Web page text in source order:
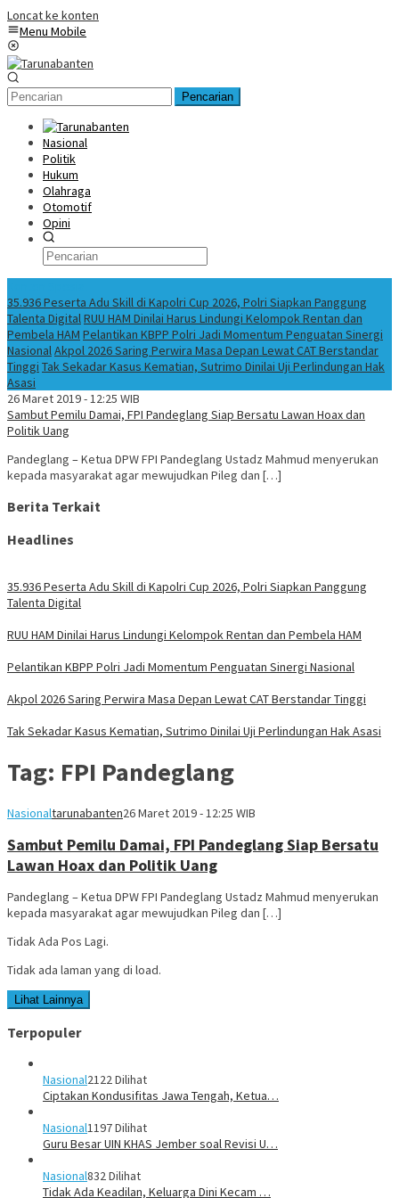
Loncat ke konten
Menu Mobile
Pencarian
Nasional
Politik
Hukum
Olahraga
Otomotif
Opini
35.936 Peserta Adu Skill di Kapolri Cup 2026, Polri Siapkan Panggung
Talenta DigitalRUU HAM Dinilai Harus Lindungi Kelompok Rentan dan
Pembela HAM Pelantikan KBPP Polri Jadi Momentum Penguatan Sinergi
NasionalAkpol 2026 Saring Perwira Masa Depan Lewat CAT Berstandar
Tinggi Tak Sekadar Kasus Kematian, Sutrimo Dinilai Uji Perlindungan Hak
Asasi
26 Maret 2019 - 12:25 WIB
Sambut Pemilu Damai, FPI Pandeglang Siap Bersatu Lawan Hoax dan
Politik Uang
Pandeglang – Ketua DPW FPI Pandeglang Ustadz Mahmud menyerukan
kepada masyarakat agar mewujudkan Pileg dan […]
Berita Terkait
Headlines
35.936 Peserta Adu Skill di Kapolri Cup 2026, Polri Siapkan Panggung
Talenta Digital
RUU HAM Dinilai Harus Lindungi Kelompok Rentan dan Pembela HAM
Pelantikan KBPP Polri Jadi Momentum Penguatan Sinergi Nasional
Akpol 2026 Saring Perwira Masa Depan Lewat CAT Berstandar Tinggi
Tak Sekadar Kasus Kematian, Sutrimo Dinilai Uji Perlindungan Hak Asasi
Tag: FPI Pandeglang
Nasionaltarunabanten26 Maret 2019 - 12:25 WIB
Sambut Pemilu Damai, FPI Pandeglang Siap Bersatu
Lawan Hoax dan Politik Uang
Pandeglang – Ketua DPW FPI Pandeglang Ustadz Mahmud menyerukan
kepada masyarakat agar mewujudkan Pileg dan […]
Tidak Ada Pos Lagi.
Tidak ada laman yang di load.
Lihat Lainnya
Terpopuler
Nasional2122 Dilihat
Ciptakan Kondusifitas Jawa Tengah, Ketua…
Nasional1197 Dilihat
Guru Besar UIN KHAS Jember soal Revisi U…
Nasional832 Dilihat
Tidak Ada Keadilan, Keluarga Dini Kecam …